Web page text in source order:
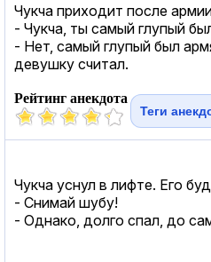
Чукча приходит после
- Чукча, ты самый глупый
- Нет, самый глупый был
девушку считал.
Рейтинг анекдота
Теги
Чукча уснул в лифте. Его
- Снимай шубу!
- Однако, долго спал, до